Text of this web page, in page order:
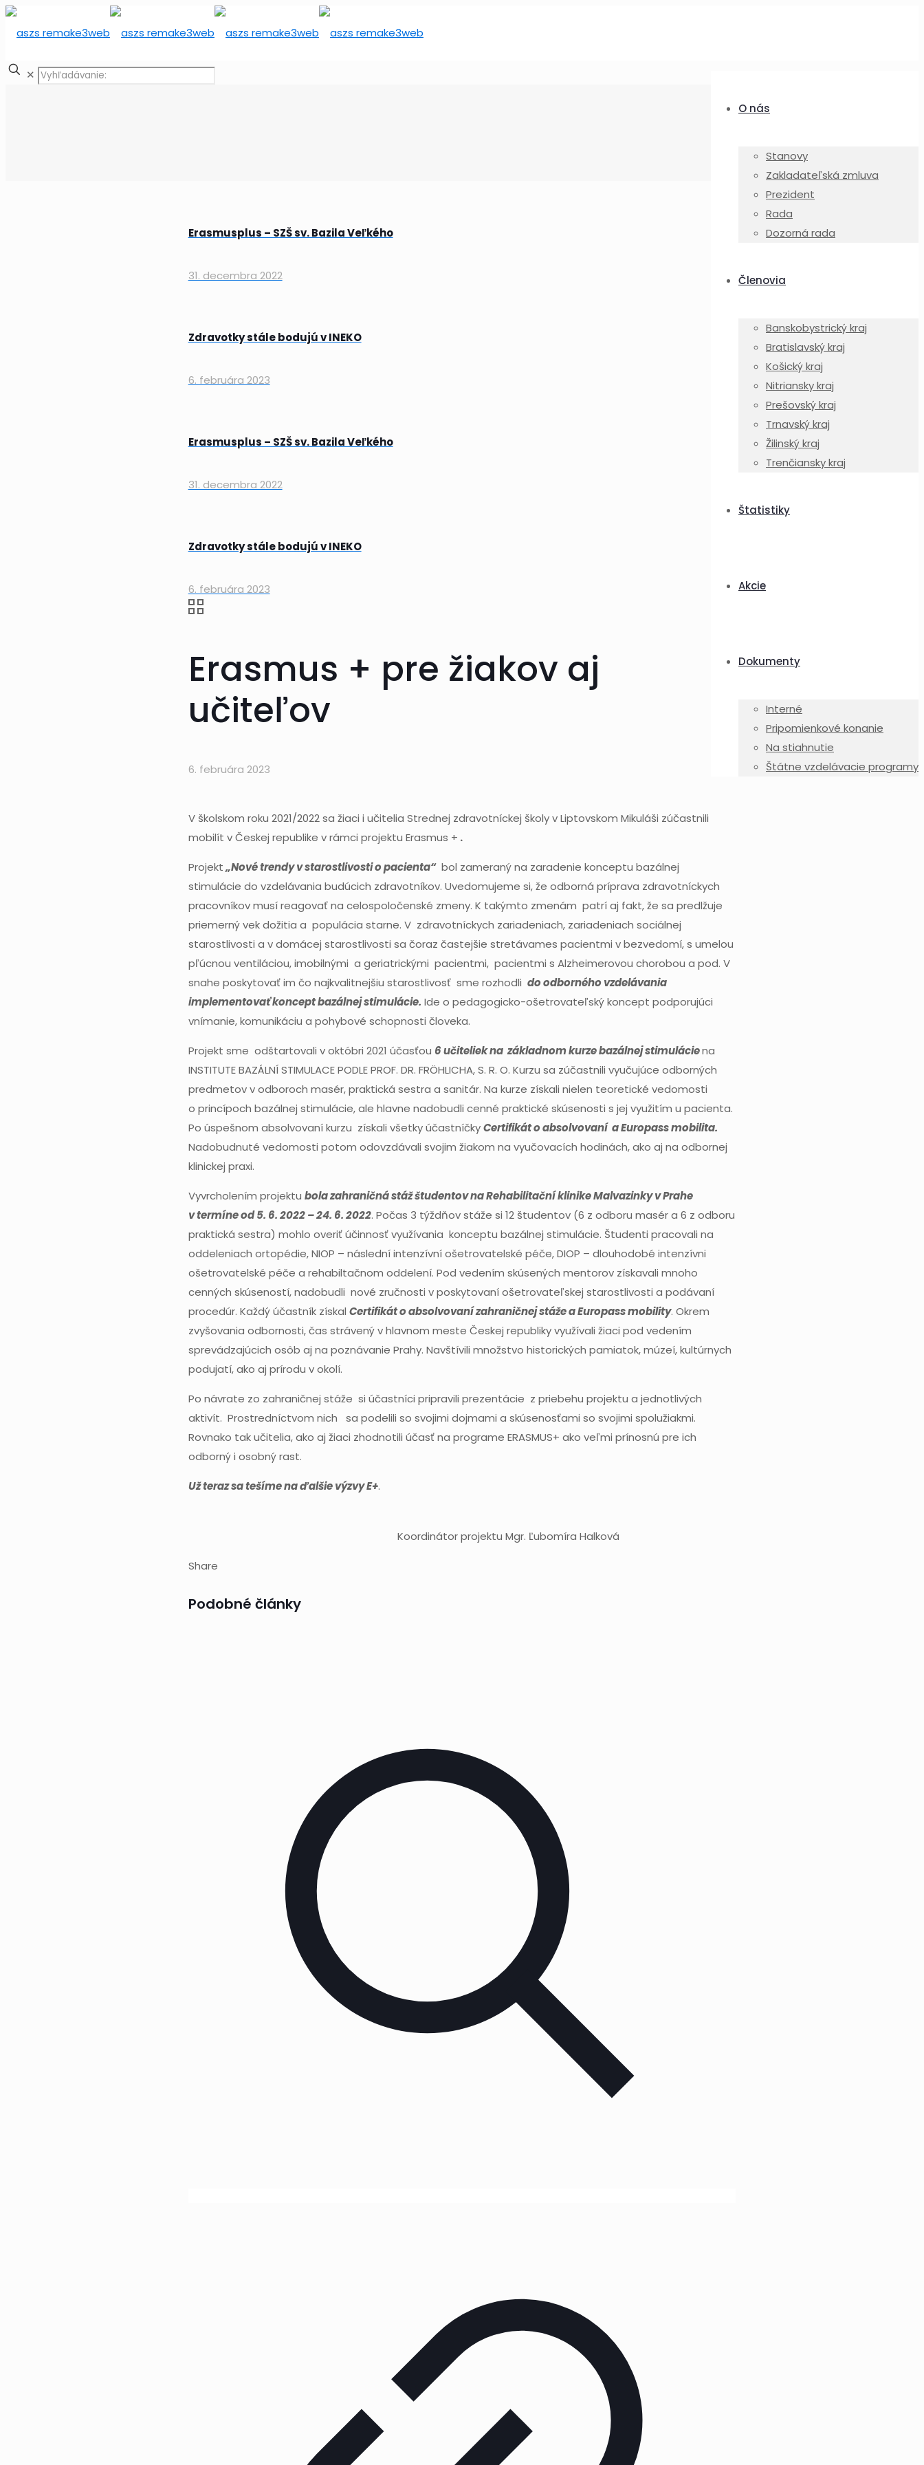
O nás
Stanovy
Zakladateľská zmluva
Prezident
Rada
Dozorná rada
Členovia
Banskobystrický kraj
Bratislavský kraj
Košický kraj
Nitriansky kraj
Prešovský kraj
Trnavský kraj
Žilinský kraj
Trenčiansky kraj
Štatistiky
Akcie
Dokumenty
Interné
Pripomienkové konanie
Na stiahnutie
Štátne vzdelávacie programy
✕
Erasmusplus – SZŠ sv. Bazila Veľkého
31. decembra 2022
Zdravotky stále bodujú v INEKO
6. februára 2023
Erasmusplus – SZŠ sv. Bazila Veľkého
31. decembra 2022
Zdravotky stále bodujú v INEKO
6. februára 2023
Erasmus + pre žiakov aj
učiteľov
6. februára 2023
V školskom roku 2021/2022 sa žiaci i učitelia Strednej zdravotníckej školy v Liptovskom Mikuláši zúčastnili
mobilít v Českej republike v rámci projektu Erasmus + .
Projekt„Nové trendy v starostlivosti o pacienta“bol zameraný na zaradenie konceptu bazálnej
stimulácie do vzdelávania budúcich zdravotníkov. Uvedomujeme si, že odborná príprava zdravotníckych
pracovníkov musí reagovať na celospoločenské zmeny. K takýmto zmenám patrí aj fakt, že sa predlžuje
priemerný vek dožitia a populácia starne. V zdravotníckych zariadeniach, zariadeniach sociálnej
starostlivosti a v domácej starostlivosti sa čoraz častejšie stretávames pacientmi v bezvedomí, s umelou
pľúcnou ventiláciou, imobilnými a geriatrickými pacientmi, pacientmi s Alzheimerovou chorobou a pod. V
snahe poskytovať im čo najkvalitnejšiu starostlivosť sme rozhodli do odborného vzdelávania
implementovať koncept bazálnej stimulácie. Ide o pedagogicko-ošetrovateľský koncept podporujúci
vnímanie, komunikáciu a pohybové schopnosti človeka.
Projekt sme odštartovali v októbri 2021 účasťou 6 učiteliek na základnom kurze bazálnej stimuláciena
INSTITUTE BAZÁLNÍ STIMULACE PODLE PROF. DR. FRÖHLICHA, S. R. O. Kurzu sa zúčastnili vyučujúce odborných
predmetov v odboroch masér, praktická sestra a sanitár. Na kurze získali nielen teoretické vedomosti
o princípoch bazálnej stimulácie, ale hlavne nadobudli cenné praktické skúsenosti s jej využitím u pacienta.
Po úspešnom absolvovaní kurzu získali všetky účastníčkyCertifikát o absolvovaní a Europass mobilita.
Nadobudnuté vedomosti potom odovzdávali svojim žiakom na vyučovacích hodinách, ako aj na odbornej
klinickej praxi.
Vyvrcholením projektu bola zahraničná stáž študentov na Rehabilitační klinike Malvazinky v Prahe
v termíne od 5. 6. 2022 – 24. 6. 2022. Počas 3 týždňov stáže si 12 študentov (6 z odboru masér a 6 z odboru
praktická sestra) mohlo overiť účinnosť využívania konceptu bazálnej stimulácie. Študenti pracovali na
oddeleniach ortopédie, NIOP – následní intenzívní ošetrovatelské péče, DIOP – dlouhodobé intenzívni
ošetrovatelské péče a rehabiltačnom oddelení. Pod vedením skúsených mentorov získavali mnoho
cenných skúseností, nadobudli nové zručnosti v poskytovaní ošetrovateľskej starostlivosti a podávaní
procedúr. Každý účastník získal Certifikát o absolvovaní zahraničnej stáže a Europass mobility. Okrem
zvyšovania odbornosti, čas strávený v hlavnom meste Českej republiky využívali žiaci pod vedením
sprevádzajúcich osôb aj na poznávanie Prahy. Navštívili množstvo historických pamiatok, múzeí, kultúrnych
podujatí, ako aj prírodu v okolí.
Po návrate zo zahraničnej stáže si účastníci pripravili prezentácie z priebehu projektu a jednotlivých
aktivít. Prostredníctvom nich sa podelili so svojimi dojmami a skúsenosťami so svojimi spolužiakmi.
Rovnako tak učitelia, ako aj žiaci zhodnotili účasť na programe ERASMUS+ ako veľmi prínosnú pre ich
odborný i osobný rast.
Už teraz sa tešíme na ďalšie výzvy E+.
Koordinátor projektu Mgr. Ľubomíra Halková
Share
Podobné články